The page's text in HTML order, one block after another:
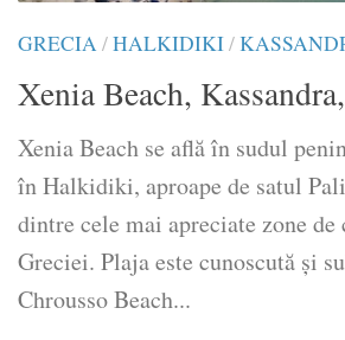
GRECIA/HALKIDIKI/
Xenia Beach,
Xenia Beach se află în sudul
în Halkidiki, aproape de satul
dintre cele mai apreciate zone
Greciei. Plaja este cunoscută și
Chrousso Beach...